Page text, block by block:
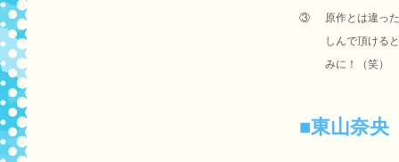
③
原作とは違っ
しんで頂ける
みに！（笑）
■東山奈央